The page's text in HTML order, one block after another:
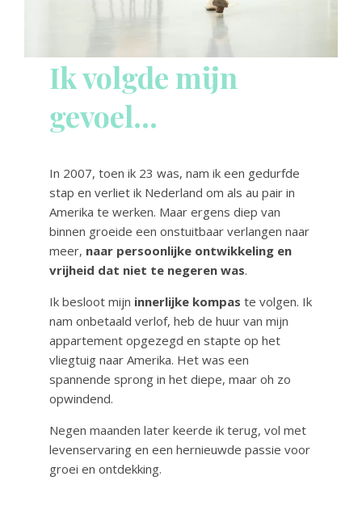
Ik volgde mijn
gevoel…
In 2007, toen ik 23 was, nam ik een gedurfde
stap en verliet ik Nederland om als au pair in
Amerika te werken. Maar ergens diep van
binnen groeide een onstuitbaar verlangen naar
meer, naar persoonlijke ontwikkeling en
vrijheid dat niet te negeren was.
Ik besloot mijn innerlijke kompas te volgen. Ik
nam onbetaald verlof, heb de huur van mijn
appartement opgezegd en stapte op het
vliegtuig naar Amerika. Het was een
spannende sprong in het diepe, maar oh zo
opwindend.
Negen maanden later keerde ik terug, vol met
levenservaring en een hernieuwde passie voor
groei en ontdekking.